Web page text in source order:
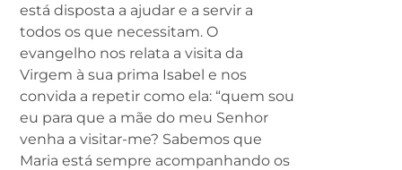
está disposta a ajudar e a servir a
todos os que necessitam. O
evangelho nos relata a visita da
Virgem à sua prima Isabel e nos
convida a repetir como ela: “quem sou
eu para que a mãe do meu Senhor
venha a visitar-me? Sabemos que
Maria está sempre acompanhando os